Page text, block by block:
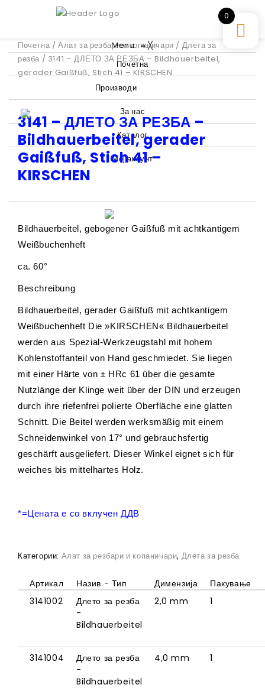
Menu≡╳
Почетна
Производи
За нас
Каталог
Мој акаунт
Почетна /Алат за резбари и копаничари / Длета за
резба / 3141 – ДЛЕТО ЗА РЕЗБА – Bildhauerbeitel,
gerader Gaißfuß, Stich 41 – KIRSCHEN
3141 – ДЛЕТО ЗА РЕЗБА –
Bildhauerbeitel, gerader
Gaißfuß, Stich 41 –
KIRSCHEN
Bildhauerbeitel, gebogener Gaißfuß mit achtkantigem
Weißbuchenheft
ca. 60°
Beschreibung
Bildhauerbeitel, gerader Gaißfuß mit achtkantigem
Weißbuchenheft Die »KIRSCHEN« Bildhauerbeitel
werden aus Spezial-Werkzeugstahl mit hohem
Kohlenstoffanteil von Hand geschmiedet. Sie liegen
mit einer Härte von ± HRc 61 über die gesamte
Nutzlänge der Klinge weit über der DIN und erzeugen
durch ihre riefenfrei polierte Oberfläche eine glatten
Schnitt. Die Beitel werden werksmäßig mit einem
Schneidenwinkel von 17° und gebrauchsfertig
geschärft ausgeliefert. Dieser Winkel eignet sich für
weiches bis mittelhartes Holz.
*=Цената е со вклучен ДДВ
Категории: Алат за резбари и копаничари, Длета за резба
Артикал Назив - Тип Димензија
Пакување
3141002
Длето за резба
-
Bildhauerbeitel
2,0 mm 1
3141004
Длето за резба
-
Bildhauerbeitel
4,0 mm 1
0